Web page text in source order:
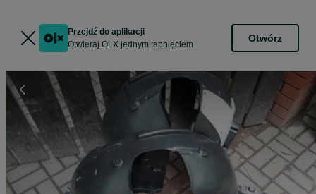
Przejdź do aplikacji
Otwieraj OLX jednym tapnięciem
Otwórz